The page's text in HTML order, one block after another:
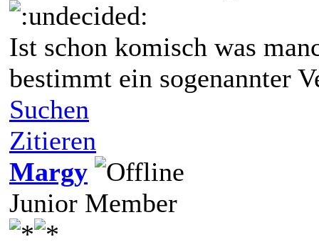
Ist schon komisch was
bestimmt ein sogenannter
Suchen
Zitieren
Margy
Junior Member